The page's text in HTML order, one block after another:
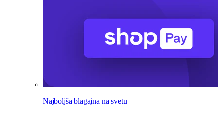
Najboljša blagajna na svetu